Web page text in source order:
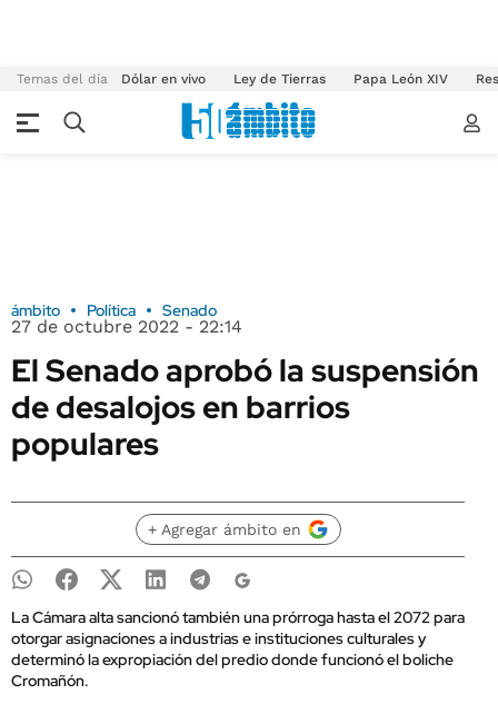
Temas del día Dólar en vivo Ley de Tierras Papa León XIV
ámbito Política Senado
27 de octubre 2022 - 22:14
El Senado aprobó la suspensión
de desalojos en barrios
populares
+ Agregar ámbito en
La Cámara alta sancionó también una prórroga hasta el 2072 para
otorgar asignaciones a industrias e instituciones culturales y
determinó la expropiación del predio donde funcionó el boliche
Cromañón.